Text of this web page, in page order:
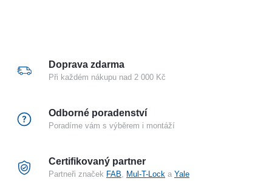
Doprava zdarma
Při každém nákupu nad 2 000 Kč
Odborné poradenství
Poradíme vám s výběrem i montáží
Certifikovaný partner
Partneři značek FAB Mul-T-Lock a Yale